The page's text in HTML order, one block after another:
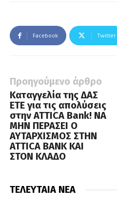
Facebook Twitter
Προηγούμενο άρθρο
Καταγγελία της ΔΑΣ
ΕΤΕ για τις απολύσεις
στην ATTICA Bank! ΝΑ
ΜΗΝ ΠΕΡΑΣΕΙ Ο
ΑΥΤΑΡΧΙΣΜΟΣ ΣΤΗΝ
ATTICA BANK ΚΑΙ
ΣΤΟΝ ΚΛΑΔΟ
ΤΕΛΕΥΤΑΙΑ ΝΕΑ